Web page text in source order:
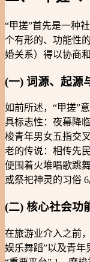
“甲搓”首先是一种
个有形的、功能性
婚关系）得以协商
(一) 词源、起源
如前所述，“甲搓”
具标志性：夜幕降
梭青年男女五指交
老的传说：相传先
便围着火堆唱歌跳
或祭祀神灵的习俗
(二) 核心社会功
在旅游业介入之前
娱乐舞蹈”以及青年